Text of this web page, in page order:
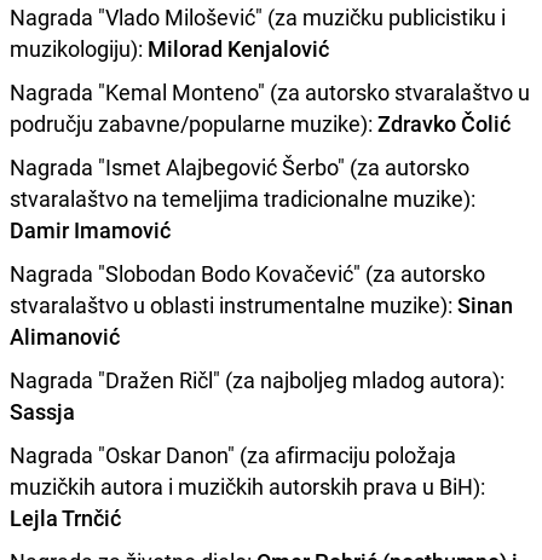
Nagrada "Vlado Milošević" (za muzičku publicistiku i
muzikologiju): Milorad Kenjalović
Nagrada "Kemal Monteno" (za autorsko stvaralaštvo u
području zabavne/popularne muzike): Zdravko Čolić
Nagrada "Ismet Alajbegović Šerbo" (za autorsko
stvaralaštvo na temeljima tradicionalne muzike):
Damir Imamović
Nagrada "Slobodan Bodo Kovačević" (za autorsko
stvaralaštvo u oblasti instrumentalne muzike): Sinan
Alimanović
Nagrada "Dražen Ričl" (za najboljeg mladog autora):
Sassja
Nagrada "Oskar Danon" (za afirmaciju položaja
muzičkih autora i muzičkih autorskih prava u BiH):
Lejla Trnčić